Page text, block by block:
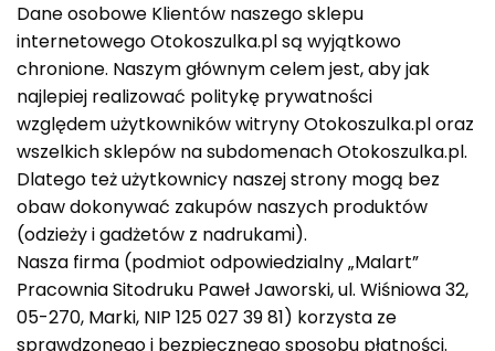
Dane osobowe Klientów naszego sklepu
internetowego Otokoszulka.pl są wyjątkowo
chronione. Naszym głównym celem jest, aby jak
najlepiej realizować politykę prywatności
względem użytkowników witryny Otokoszulka.pl oraz
wszelkich sklepów na subdomenach Otokoszulka.pl.
Dlatego też użytkownicy naszej strony mogą bez
obaw dokonywać zakupów naszych produktów
(odzieży i gadżetów z nadrukami).
Nasza firma (podmiot odpowiedzialny „Malart”
Pracownia Sitodruku Paweł Jaworski, ul. Wiśniowa 32,
05-270, Marki, NIP 125 027 39 81) korzysta ze
sprawdzonego i bezpiecznego sposobu płatności.